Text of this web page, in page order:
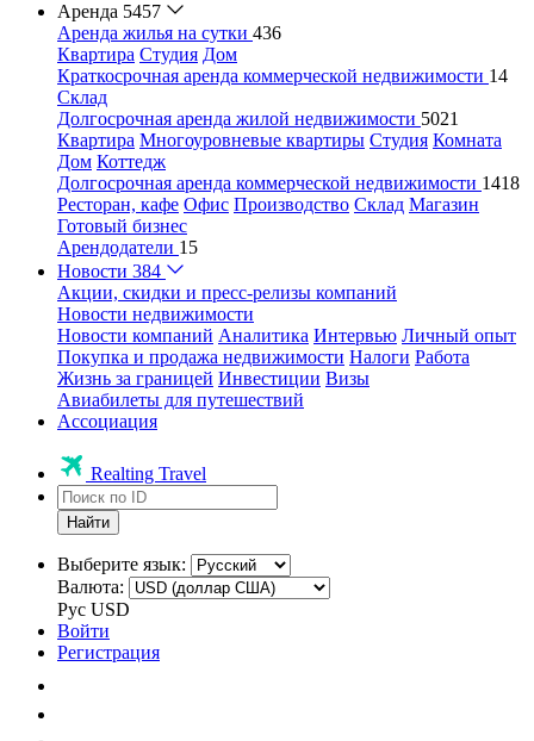
Аренда 5457
Аренда жилья на сутки 436
Квартира Студия Дом
Краткосрочная аренда коммерческой недвижимости 14
Склад
Долгосрочная аренда жилой недвижимости 5021
Квартира Многоуровневые квартиры Студия Комната
Дом Коттедж
Долгосрочная аренда коммерческой недвижимости 1418
Ресторан, кафе Офис Производство Склад Магазин
Готовый бизнес
Арендодатели 15
Новости 384
Акции, скидки и пресс-релизы компаний
Новости недвижимости
Новости компаний Аналитика Интервью Личный опыт
Покупка и продажа недвижимости Налоги Работа
Жизнь за границей Инвестиции Визы
Авиабилеты для путешествий
Ассоциация
Realting Travel
Найти
Выберите язык:
Валюта:
Рус USD
Войти
Регистрация